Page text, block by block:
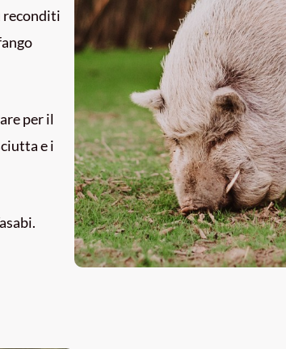
reconditi
per il
e i